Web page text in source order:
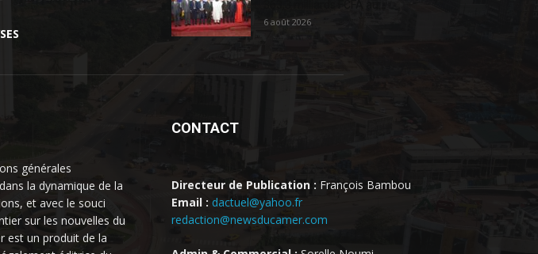
6 août 2026
générales
la dynamique de la
et avec le souci
sur les nouvelles du
est un produit de la
CONTACT
Directeur de Publication : François Bambou
Email : dactuel@yahoo.fr
redaction@newsducamer.com